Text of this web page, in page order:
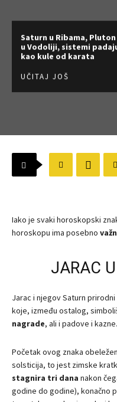
Saturn u Ribama, Pluton
u Vodoliji, sistemi
kao kule od karata
UČITAJ JOŠ
Iako je svaki horoskopski
horoskopu ima posebno
JARAC
Jarac i njegov Saturn
koje, između ostalog,
nagrade, ali i padove i kazne.
Početak ovog znaka
solsticija, to jest zimske
stagnira tri dana nakon
godine do godine), konačno